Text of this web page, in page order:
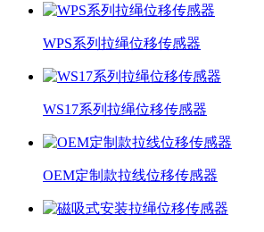
WPS系列拉绳位移传感器
WS17系列拉绳位移传感器
OEM定制款拉线位移传感器